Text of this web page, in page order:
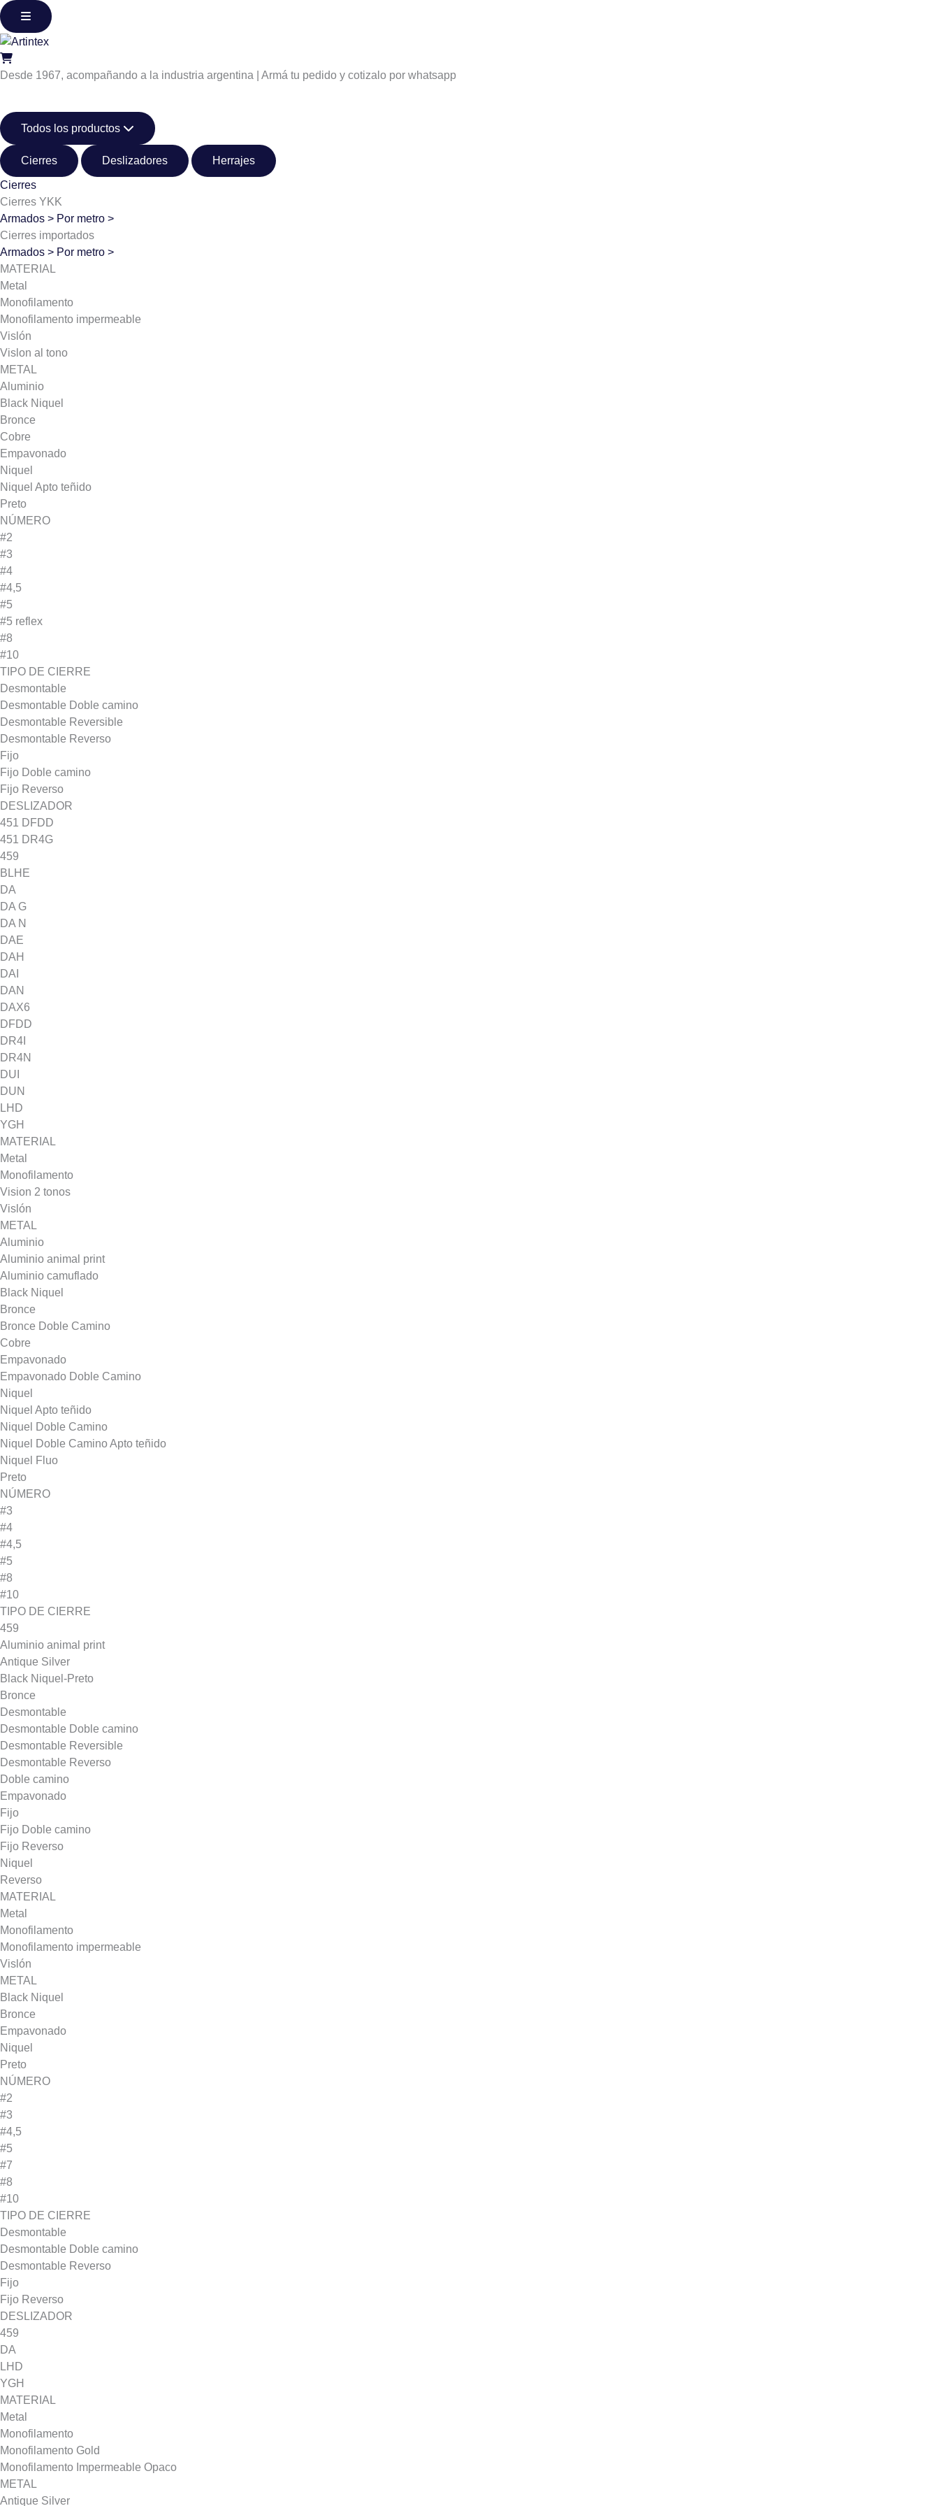
Ir
al
contenido
Desde 1967, acompañando a la industria argentina | Armá tu pedido y cotizalo por whatsapp
Todos los productos
Cierres Deslizadores Herrajes
Cierres
Cierres YKK
Armados > Por metro >
Cierres importados
Armados > Por metro >
MATERIAL
Metal
Monofilamento
Monofilamento impermeable
Vislón
Vislon al tono
METAL
Aluminio
Black Niquel
Bronce
Cobre
Empavonado
Niquel
Niquel Apto teñido
Preto
NÚMERO
#2
#3
#4
#4,5
#5
#5 reflex
#8
#10
TIPO DE CIERRE
Desmontable
Desmontable Doble camino
Desmontable Reversible
Desmontable Reverso
Fijo
Fijo Doble camino
Fijo Reverso
DESLIZADOR
451 DFDD
451 DR4G
459
BLHE
DA
DA G
DA N
DAE
DAH
DAI
DAN
DAX6
DFDD
DR4I
DR4N
DUI
DUN
LHD
YGH
MATERIAL
Metal
Monofilamento
Vision 2 tonos
Vislón
METAL
Aluminio
Aluminio animal print
Aluminio camuflado
Black Niquel
Bronce
Bronce Doble Camino
Cobre
Empavonado
Empavonado Doble Camino
Niquel
Niquel Apto teñido
Niquel Doble Camino
Niquel Doble Camino Apto teñido
Niquel Fluo
Preto
NÚMERO
#3
#4
#4,5
#5
#8
#10
TIPO DE CIERRE
459
Aluminio animal print
Antique Silver
Black Niquel-Preto
Bronce
Desmontable
Desmontable Doble camino
Desmontable Reversible
Desmontable Reverso
Doble camino
Empavonado
Fijo
Fijo Doble camino
Fijo Reverso
Niquel
Reverso
MATERIAL
Metal
Monofilamento
Monofilamento impermeable
Vislón
METAL
Black Niquel
Bronce
Empavonado
Niquel
Preto
NÚMERO
#2
#3
#4,5
#5
#7
#8
#10
TIPO DE CIERRE
Desmontable
Desmontable Doble camino
Desmontable Reverso
Fijo
Fijo Reverso
DESLIZADOR
459
DA
LHD
YGH
MATERIAL
Metal
Monofilamento
Monofilamento Gold
Monofilamento Impermeable Opaco
METAL
Antique Silver